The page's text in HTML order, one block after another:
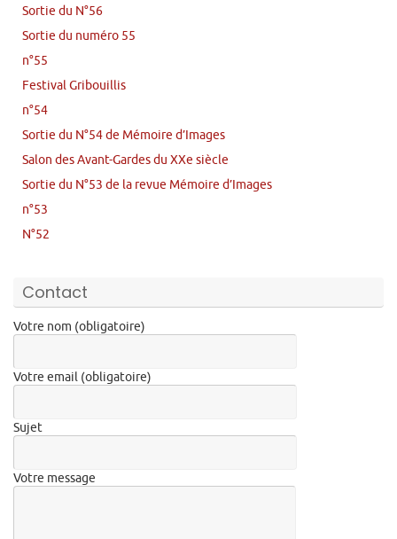
Sortie du N°56
Sortie du numéro 55
n°55
Festival Gribouillis
n°54
Sortie du N°54 de Mémoire d’Images
Salon des Avant-Gardes du XXe siècle
Sortie du N°53 de la revue Mémoire d’Images
n°53
N°52
Contact
Votre nom (obligatoire)
Votre email (obligatoire)
Sujet
Votre message